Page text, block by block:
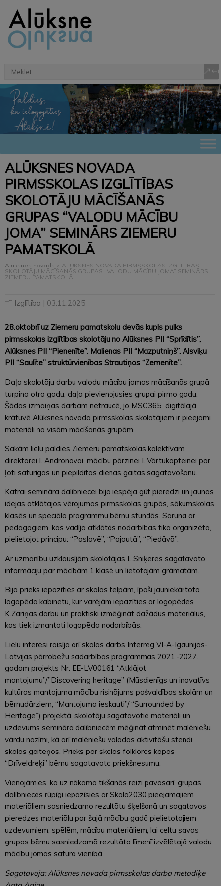
ALŪKSNES NOVADA
PIRMSSKOLAS IZGLĪTĪBAS
SKOLOTĀJU MĀCĪŠANĀS
GRUPAS “VALODU MĀCĪBU
JOMA” SEMINĀRS ZIEMERU
PAMATSKOLĀ
Alūksnes novads > ALŪKSNES NOVADA PIRMSSKOLAS IZGLĪTĪBAS
SKOLOTĀJU MĀCĪŠANĀS GRUPAS “VALODU MĀCĪBU JOMA” SEMINĀRS
ZIEMERU PAMATSKOLĀ
Izglītība | 03.11.2025
28.oktobrī uz Ziemeru pamatskolu devās kupls pulks
pirmsskolas izglītības skolotāju no Alūksnes PII “Sprīdītis”,
Alūksnes PII “Pienenīte”, Malienas PII “Mazputniņš”, Alsviķu
PII “Saulīte” struktūrvienības Strautiņos “Zemenīte”.
Daļa skolotāju darbu valodu mācību jomas mācīšanās grupā
turpina otro gadu, daļa pievienojusies grupai pirmo gadu.
Šādas izmaiņas darbam netraucē, jo MSO365 digitālajā
krātuvē Alūksnes novada pirmsskolas skolotājiem ir pieejami
materiāli no visām mācīšanās grupām.
Sakām lielu paldies Ziemeru pamatskolas kolektīvam,
direktorei I. Andronovai, mācību pārzinei I. Vārtukapteinei par
ļoti saturīgas un piepildītas dienas gaitas sagatavošanu.
Katrai semināra dalībniecei bija iespēja gūt pieredzi un jaunas
idejas atklātajos vērojumos pirmsskolas grupās, sākumskolas
klasēs un speciālo programmu bērnu stundās. Saruna ar
pedagogiem, kas vadīja atklātās nodarbības tika organizēta,
pielietojot principu: “Paslavē”, “Pajautā”, “Piedāvā”.
Ar uzmanību uzklausījām skolotājas L.Sniķeres sagatavoto
informāciju par mācībām 1.klasē un lietotajām grāmatām.
Bija prieks iepazīties ar skolas telpām, īpaši jauniekārtoto
logopēda kabinetu, kur varējām iepazīties ar logopēdes
K.Zariņas darbu un praktiski izmēģināt dažādus materiālus,
kas tiek izmantoti logopēda nodarbībās.
Lielu interesi raisīja arī skolas darbs Interreg VI-A-Igaunijas-
Latvijas pārrobežu sadarbības programmas 2021.-2027.
gadam projekts Nr. EE-LV00161 “Atklājot
mantojumu”/”Discovering heritage” (Mūsdienīgs un inovatīvs
kultūras mantojuma mācību risinājums pašvaldības skolām un
bērnudārziem, “Mantojuma ieskauti”/ “Surrounded by
Heritage”) projektā, skolotāju sagatavotie materiāli un
uzdevums semināra dalībniecēm mēģināt atminēt malēniešu
vārdu nozīmi, kā arī malēniešu valodas aktivitāšu stendi
skolas gaiteņos. Prieks par skolas folkloras kopas
“Drīveldreķi” bērnu sagatavoto priekšnesumu.
Vienojāmies, ka uz nākamo tikšanās reizi pavasarī, grupas
dalībnieces rūpīgi iepazīsies ar Skola2030 pieejamajiem
materiāliem sasniedzamo rezultātu šķelšanā un sagatavos
pieredzes materiālu par šajā mācību gadā pielietotajiem
uzdevumiem, spēlēm, mācību materiāliem, lai celtu savas
grupas bērnu sasniedzamā rezultāta līmenī izvēlētajā valodu
mācību jomas satura vienībā.
Sagatavoja: Alūksnes novada pirmsskolas darba metodiķe